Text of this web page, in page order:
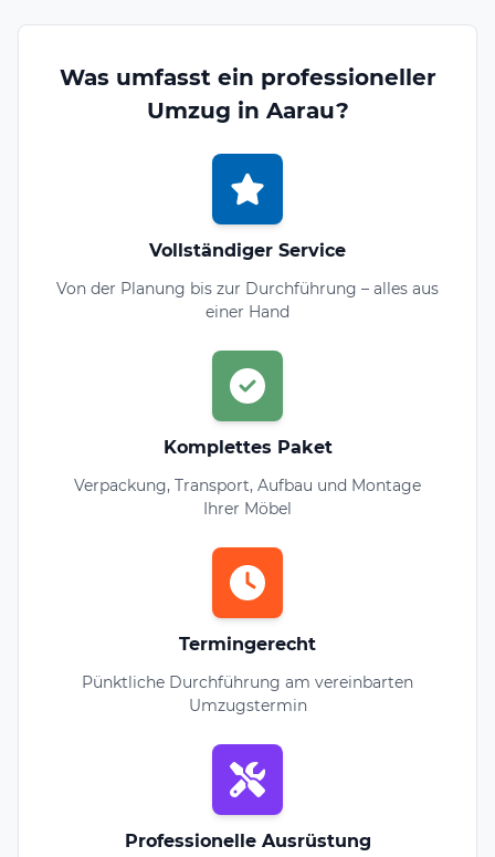
Was umfasst ein professioneller
Umzug in Aarau?
Vollständiger Service
Von der Planung bis zur Durchführung – alles aus
einer Hand
Komplettes Paket
Verpackung, Transport, Aufbau und Montage
Ihrer Möbel
Termingerecht
Pünktliche Durchführung am vereinbarten
Umzugstermin
Professionelle Ausrüstung